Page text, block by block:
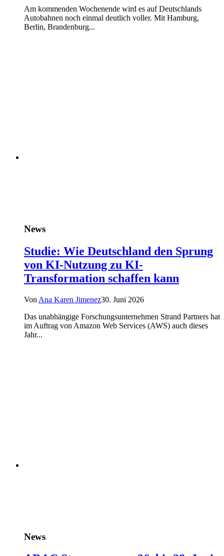
Am kommenden Wochenende wird es auf Deutschlands
Autobahnen noch einmal deutlich voller. Mit Hamburg,
Berlin, Brandenburg...
News
Studie: Wie Deutschland den Sprung
von KI-Nutzung zu KI-
Transformation schaffen kann
Von Ana Karen Jimenez30. Juni 2026
Das unabhängige Forschungsunternehmen Strand Partners hat
im Auftrag von Amazon Web Services (AWS) auch dieses
Jahr...
News